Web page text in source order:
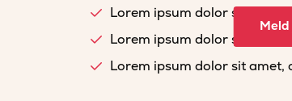
Lorem ipsum dolor sit amet,
Lorem ipsum dolor sit amet,
Lorem ipsum dolor sit amet,